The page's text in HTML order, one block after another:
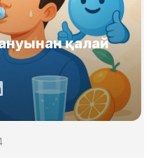
қалай